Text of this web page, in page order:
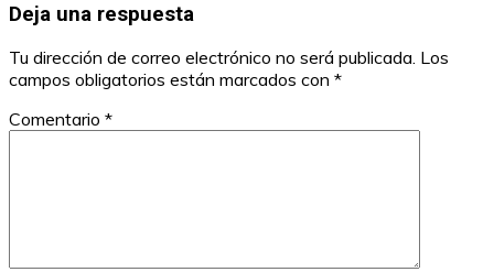
Deja una respuesta
Tu dirección de correo electrónico no será publicada. Los
campos obligatorios están marcados con *
Comentario *